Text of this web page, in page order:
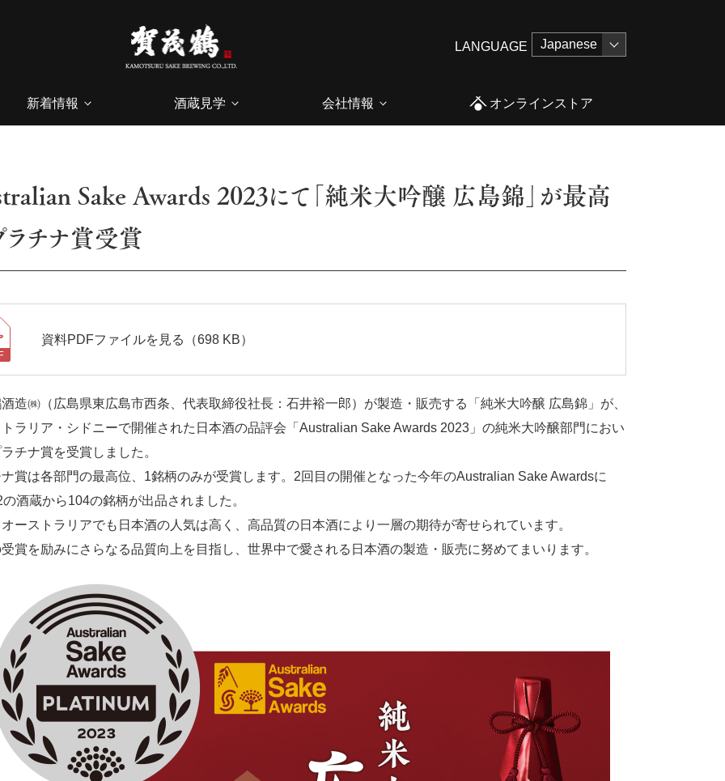
LANGUAGE
新着情報 酒蔵見学 会社情報 オンラインストア
Sake Awards 2023にて「純米大吟醸 広島錦」が最高
チナ賞受賞
資料PDFファイルを見る（698 KB）
造㈱（広島県東広島市西条、代表取締役社長：石井裕一郎）が製造・販売する「純米大吟醸 広島錦」が、
ラリア・シドニーで開催された日本酒の品評会「Australian Sake Awards 2023」の純米大吟醸部門におい
チナ賞を受賞しました。
賞は各部門の最高位、1銘柄のみが受賞します。2回目の開催となった今年のAustralian Sake Awardsに
酒蔵から104の銘柄が出品されました。
ーストラリアでも日本酒の人気は高く、高品質の日本酒により一層の期待が寄せられています。
賞を励みにさらなる品質向上を目指し、世界中で愛される日本酒の製造・販売に努めてまいります。